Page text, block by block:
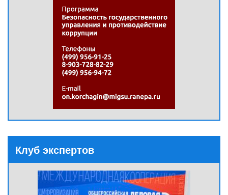
Клуб экспертов